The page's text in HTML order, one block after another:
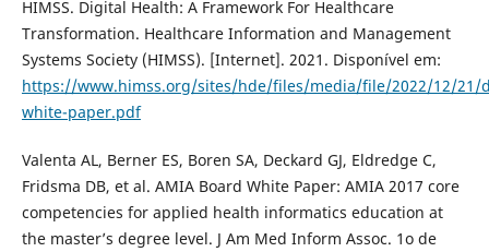
HIMSS. Digital Health: A Framework For Healthcare
Transformation. Healthcare Information and Management
Systems Society (HIMSS). [Internet]. 2021. Disponível em:
https://www.himss.org/sites/hde/files/media/file/2022/12/21/
white-paper.pdf
Valenta AL, Berner ES, Boren SA, Deckard GJ, Eldredge C,
Fridsma DB, et al. AMIA Board White Paper: AMIA 2017 core
competencies for applied health informatics education at
the master’s degree level. J Am Med Inform Assoc. 1o de